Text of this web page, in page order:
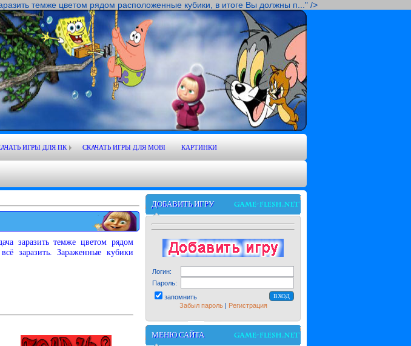
темже цветом рядом расположенные кубики, в итоге Вы должны п..." />
ИГРЫ ДЛЯ ПК СКАЧАТЬ ИГРЫ ДЛЯ MOBI КАРТИНКИ
заразить темже цветом рядом
заразить. Зараженные кубики
ДОБАВИТЬ ИГРУ
Логин:
Пароль:
запомнить
Забыл пароль| Регистрация
МЕНЮ САЙТА